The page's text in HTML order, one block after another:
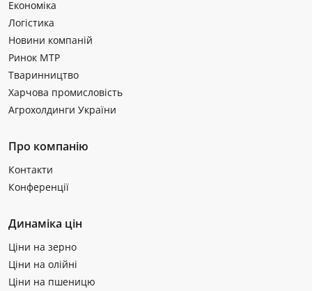
Економіка
Логістика
Новини компаній
Ринок МТР
Тваринництво
Харчова промисловість
Агрохолдинги України
Про компанію
Контакти
Конференції
Динаміка цін
Ціни на зерно
Ціни на олійні
Ціни на пшеницю